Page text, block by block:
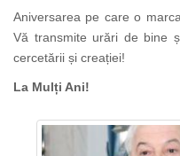
Aniversarea pe care o
Vă transmite urări de bine
cercetării și creației!
La Mulți Ani!